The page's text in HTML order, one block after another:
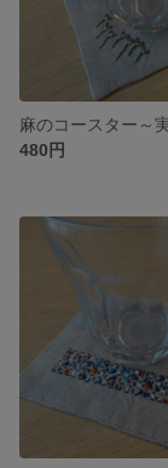
480円